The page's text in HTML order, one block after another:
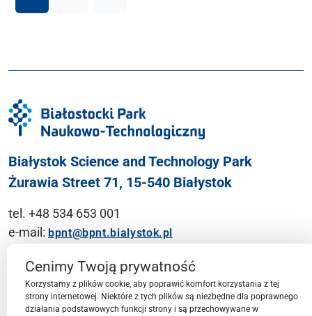
Białystok Science and Technology Park
Żurawia Street 71, 15-540 Białystok
tel. +48 534 653 001
e-mail: bpnt@bpnt.bialystok.pl
Contact
Cenimy Twoją prywatność
Korzystamy z plików cookie, aby poprawić komfort korzystania z tej
strony internetowej. Niektóre z tych plików są niezbędne dla poprawnego
działania podstawowych funkcji strony i są przechowywane w